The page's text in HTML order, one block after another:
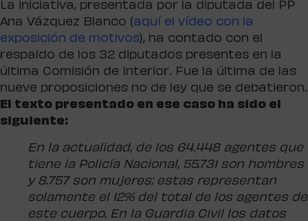
La iniciativa, presentada por la diputada del PP
Ana Vázquez Blanco (aquí el vídeo con la
exposición de motivos), ha contado con el
respaldo de los 32 diputados presentes en la
última Comisión de Interior. Fue la última de las
nueve proposiciones no de ley que se debatieron.
El texto presentado en ese caso ha sido el
siguiente:
En la actualidad, de los 64.448 agentes que
tiene la Policía Nacional, 55.731 son hombres
y 8.757 son mujeres; estas representan
solamente el 12% del total de los agentes de
este cuerpo. En la Guardia Civil los datos